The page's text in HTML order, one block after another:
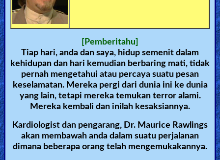
Worship
Music
🎞
Vids
for
New
Heaven
[Pemberitahu]
Tiap hari, anda dan saya, hidup semenit dalam
kehidupan dan hari kemudian berbaring mati, tidak
pernah mengetahui atau percaya suatu pesan
keselamatan. Mereka pergi dari dunia ini ke dunia
yang lain, tetapi mereka temukan terror alami.
Mereka kembali dan inilah kesaksiannya.
Kardiologist dan pengarang, Dr. Maurice Rawlings
akan membawah anda dalam suatu perjalanan
dimana beberapa orang telah mengemukakannya.